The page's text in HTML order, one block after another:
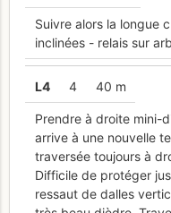
Suivre alors la longue
inclinées - relais sur
L4 4 40 m
Prendre à droite mini-
arrive à une nouvelle
traversée toujours à
Difficile de protéger
ressaut de dalles